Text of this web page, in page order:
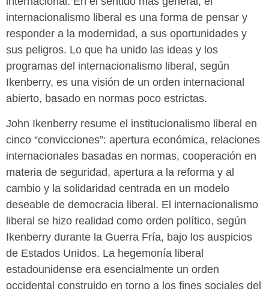
internacionalismo liberal es una forma de pensar y
responder a la modernidad, a sus oportunidades y
sus peligros. Lo que ha unido las ideas y los
programas del internacionalismo liberal, según
Ikenberry, es una visión de un orden internacional
abierto, basado en normas poco estrictas.
John Ikenberry resume el institucionalismo liberal en
cinco “convicciones”: apertura económica, relaciones
internacionales basadas en normas, cooperación en
materia de seguridad, apertura a la reforma y al
cambio y la solidaridad centrada en un modelo
deseable de democracia liberal. El internacionalismo
liberal se hizo realidad como orden político, según
Ikenberry durante la Guerra Fría, bajo los auspicios
de Estados Unidos. La hegemonía liberal
estadounidense era esencialmente un orden
occidental construido en torno a los fines sociales del